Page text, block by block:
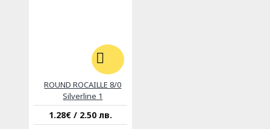
ROUND ROCAILLE 8/0
Silverline 1
1.28€ / 2.50 лв.